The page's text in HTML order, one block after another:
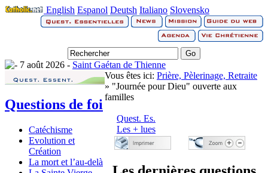
English Espanol Deutsh Italiano Slovensko
7 août 2026 - Saint Gaétan de Thienne
Questions de foi
Catéchisme
Evolution et
Création
La mort et l’au-delà
Vous êtes ici: Prière, Pèlerinage, Retraite
» "Journée pour Dieu" ouverte aux
familles
Quest. Es.
Les + lues